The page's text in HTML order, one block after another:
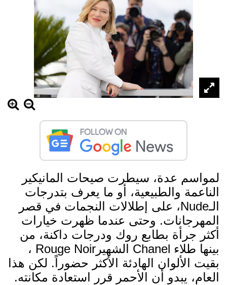
لمواسم عدة، سيطرت صيحات المانيكير
الناعمة والطبيعية، أو ما يعرف بتدرجات
الـNude، على إطلالات النجمات في قصر
المهرجانات. وحتى عندما ظهرت خيارات
أكثر جرأة بطابع روك ودرجات داكنة، من
بينها طلاء Chanel الشهيرRouge Noir ،
بقيت الألوان الهادئة الأكثر حضوراً. لكن هذا
العام، يبدو أن الأحمر قرر استعادة مكانته.